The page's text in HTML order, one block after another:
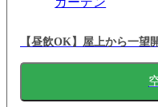
【昼飲OK】屋上から一望